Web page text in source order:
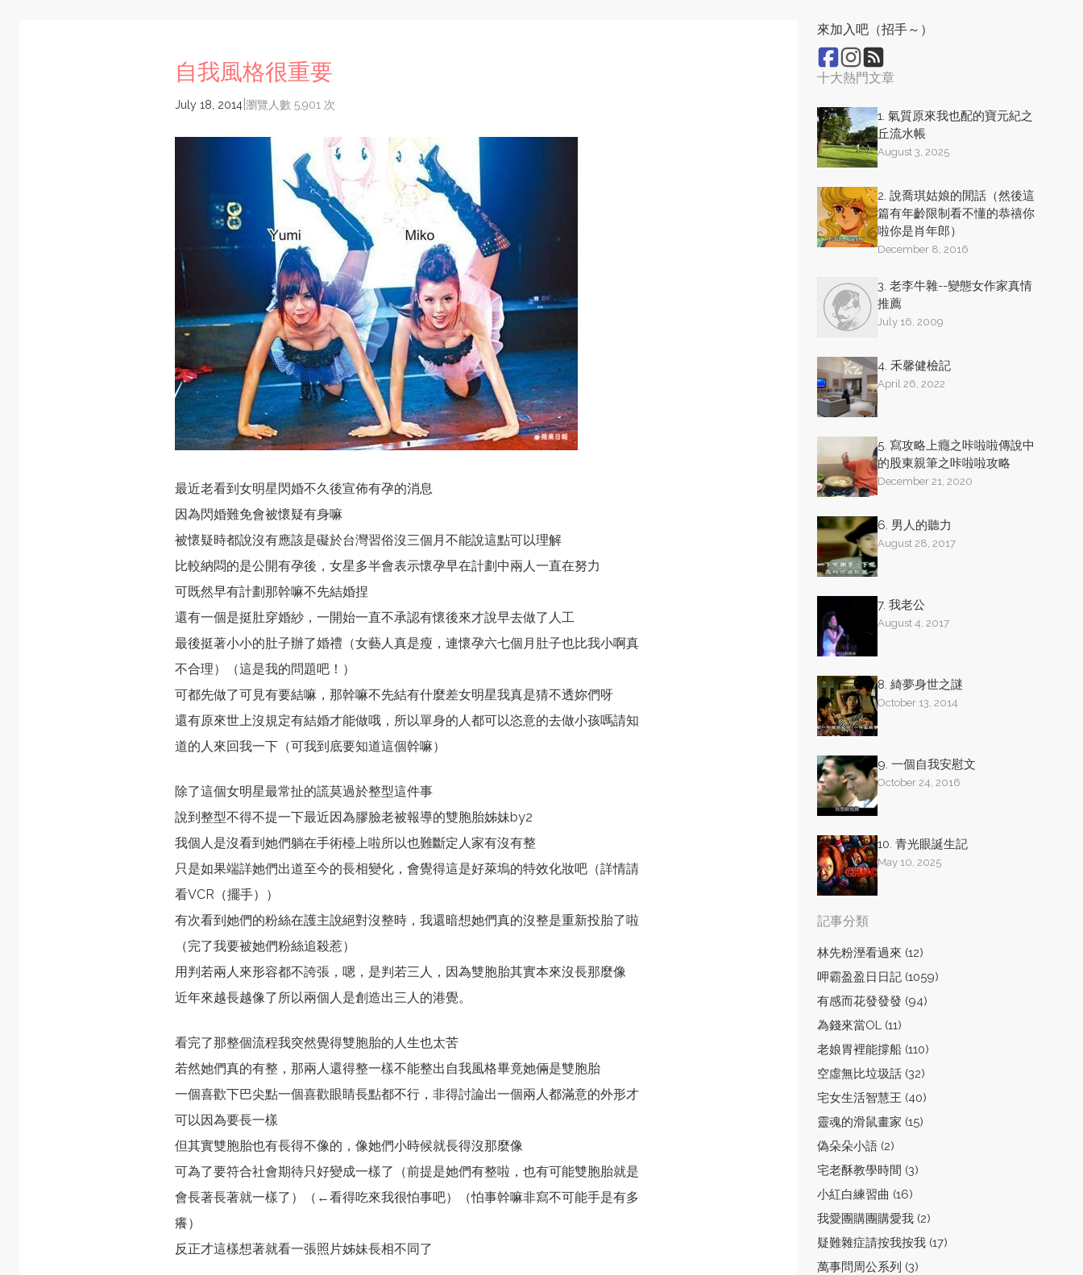
自我風格很重要
July 18, 2014 瀏覽人數 5,901 次
最近老看到女明星閃婚不久後宣佈有孕的消息
因為閃婚難免會被懷疑有身嘛
被懷疑時都說沒有應該是礙於台灣習俗沒三個月不能說這點可以理解
比較納悶的是公開有孕後，女星多半會表示懷孕早在計劃中兩人一直在努力
可既然早有計劃那幹嘛不先結婚捏
還有一個是挺肚穿婚紗，一開始一直不承認有懷後來才說早去做了人工
最後挺著小小的肚子辦了婚禮（女藝人真是瘦，連懷孕六七個月肚子也比我小啊真
不合理）（這是我的問題吧！）
可都先做了可見有要結嘛，那幹嘛不先結有什麼差女明星我真是猜不透妳們呀
還有原來世上沒規定有結婚才能做哦，所以單身的人都可以恣意的去做小孩嗎請知
道的人來回我一下（可我到底要知道這個幹嘛）
除了這個女明星最常扯的謊莫過於整型這件事
說到整型不得不提一下最近因為膠臉老被報導的雙胞胎姊妹by2
我個人是沒看到她們躺在手術檯上啦所以也難斷定人家有沒有整
只是如果端詳她們出道至今的長相變化，會覺得這是好萊塢的特效化妝吧（詳情請
看VCR （擺手））
有次看到她們的粉絲在護主說絕對沒整時，我還暗想她們真的沒整是重新投胎了啦
（完了我要被她們粉絲追殺惹）
用判若兩人來形容都不誇張，嗯，是判若三人，因為雙胞胎其實本來沒長那麼像
近年來越長越像了所以兩個人是創造出三人的港覺。
看完了那整個流程我突然覺得雙胞胎的人生也太苦
若然她們真的有整，那兩人還得整一樣不能整出自我風格畢竟她倆是雙胞胎
一個喜歡下巴尖點一個喜歡眼睛長點都不行，非得討論出一個兩人都滿意的外形才
可以因為要長一樣
但其實雙胞胎也有長得不像的，像她們小時候就長得沒那麼像
可為了要符合社會期待只好變成一樣了（前提是她們有整啦，也有可能雙胞胎就是
會長著長著就一樣了）（←看得吃來我很怕事吧）（怕事幹嘛非寫不可能手是有多
癢）
反正才這樣想著就看一張照片姊妹長相不同了
來加入吧（招手～）
十大熱門文章
1. 氣質原來我也配的寶元紀之
丘流水帳
August 3, 2025
2. 說喬琪姑娘的閒話（然後這
篇有年齡限制看不懂的恭禧你
啦你是肖年郎）
December 8, 2016
3. 老李牛雜--變態女作家真情
推薦
July 16, 2009
4. 禾馨健檢記
April 26, 2022
5. 寫攻略上癮之咔啦啦傳說中
的股東親筆之咔啦啦攻略
December 21, 2020
6. 男人的聽力
August 28, 2017
7. 我老公
August 4, 2017
8. 綺夢身世之謎
October 13, 2014
9. 一個自我安慰文
October 24, 2016
10. 青光眼誕生記
May 10, 2025
記事分類
林先粉溼看過來 (12)
呷霸盈盈日日記 (1059)
有感而花發發發 (94)
為錢來當OL (11)
老娘胃裡能撐船 (110)
空虛無比垃圾話 (32)
宅女生活智慧王 (40)
靈魂的滑鼠畫家 (15)
偽朵朵小語 (2)
宅老酥教學時間 (3)
小紅白練習曲 (16)
我愛團購團購愛我 (2)
疑難雜症請按我按我 (17)
萬事問周公系列 (3)